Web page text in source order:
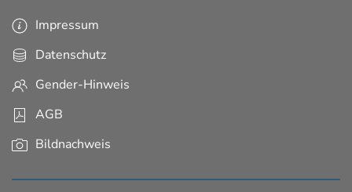
Impressum
Datenschutz
Gender-Hinweis
AGB
Bildnachweis